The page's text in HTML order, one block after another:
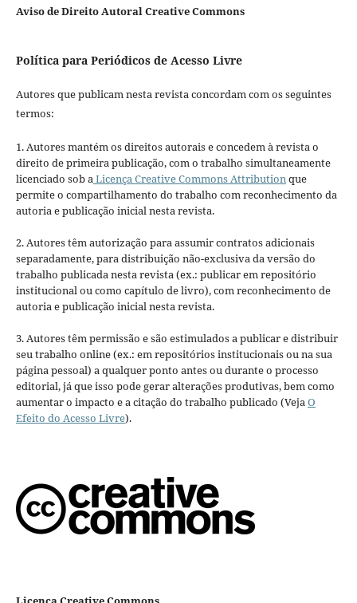
Aviso de Direito Autoral Creative Commons
Política para Periódicos de Acesso Livre
Autores que publicam nesta revista concordam com os seguintes
termos:
1. Autores mantém os direitos autorais e concedem à revista o
direito de primeira publicação, com o trabalho simultaneamente
licenciado sob aLicença Creative Commons Attributionque
permite o compartilhamento do trabalho com reconhecimento da
autoria e publicação inicial nesta revista.
2. Autores têm autorização para assumir contratos adicionais
separadamente, para distribuição não-exclusiva da versão do
trabalho publicada nesta revista (ex.: publicar em repositório
institucional ou como capítulo de livro), com reconhecimento de
autoria e publicação inicial nesta revista.
3. Autores têm permissão e são estimulados a publicar e distribuir
seu trabalho online (ex.: em repositórios institucionais ou na sua
página pessoal) a qualquer ponto antes ou durante o processo
editorial, já que isso pode gerar alterações produtivas, bem como
aumentar o impacto e a citação do trabalho publicado (VejaO
Efeito do Acesso Livre).